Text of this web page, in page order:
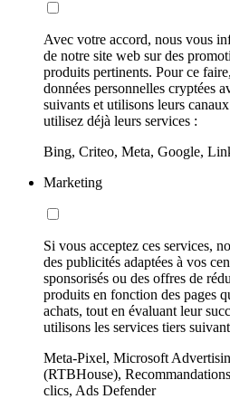
Avec votre accord, nous vous
de notre site web sur des
produits pertinents. Pour ce
données personnelles cryptées
suivants et utilisons leurs
utilisez déjà leurs services :
Bing, Criteo, Meta, Google,
Marketing
Si vous acceptez ces services,
des publicités adaptées à vos
sponsorisés ou des offres de
produits en fonction des pages
achats, tout en évaluant leur
utilisons les services tiers
Meta-Pixel, Microsoft
(RTBHouse),
clics, Ads Defender